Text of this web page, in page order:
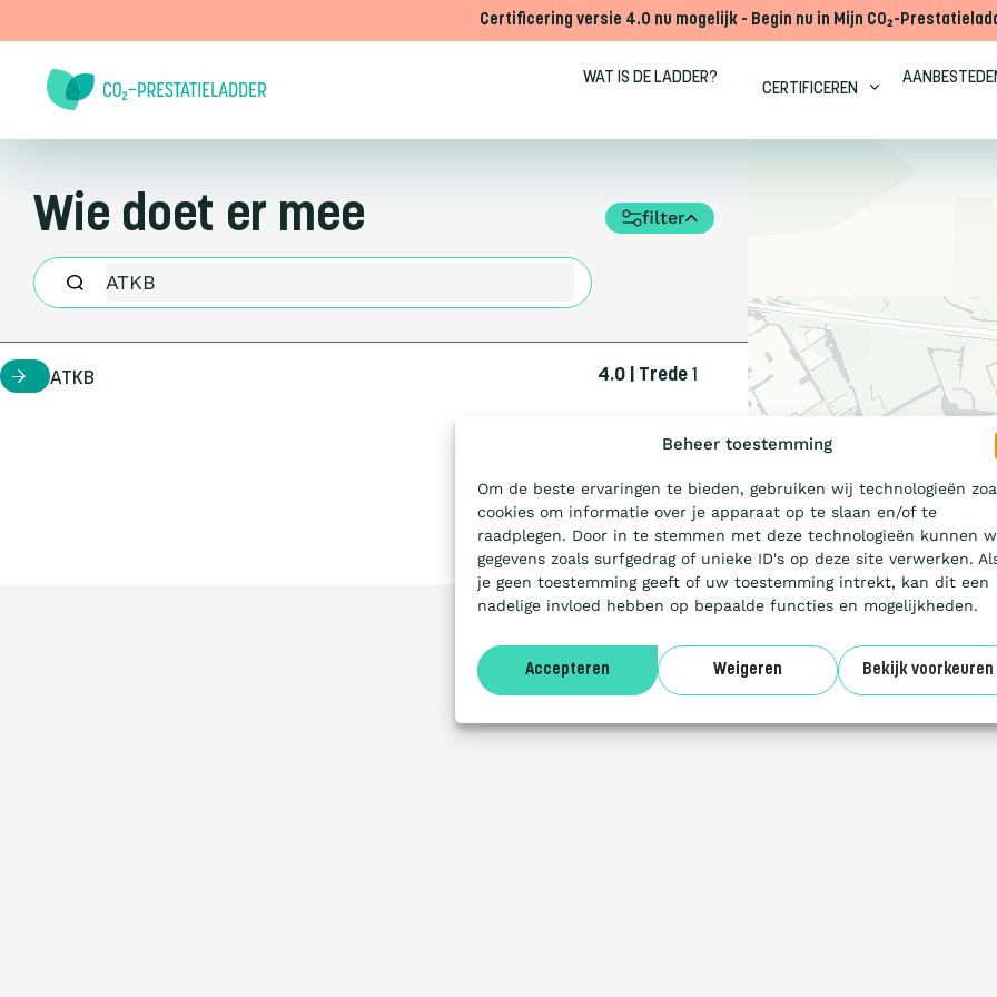
Beheer toestemming
Om de beste ervaringen te bieden, gebruiken wij technologieën
cookies om informatie over je apparaat op te slaan en/of te
raadplegen. Door in te stemmen met deze technologieën kunnen
gegevens zoals surfgedrag of unieke ID's op deze site verwerken.
je geen toestemming geeft of uw toestemming intrekt, kan dit een
nadelige invloed hebben op bepaalde functies en mogelijkheden.
Accepteren Weigeren Bekijk voorkeuren
Certificering versie 4.0 nu mogelijk - Begin nu in Mijn CO₂-
WAT IS DE LADDER?
CERTIFICEREN
Wie doet er mee filter
certificaathouder
ATKB 4.0 | Trede 1